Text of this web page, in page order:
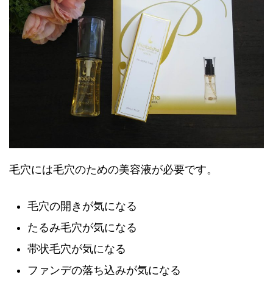
b
o
st
a
毛穴には毛穴のための美容液が必要です。
毛穴の開きが気になる
たるみ毛穴が気になる
帯状毛穴が気になる
ファンデの落ち込みが気になる